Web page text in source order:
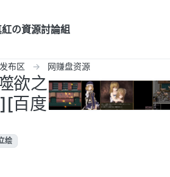
紅の資源討論組
布区 网赚盘资源
欲之
百度
绘